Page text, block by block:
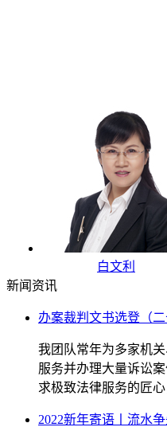
白文利
新闻资讯
办案裁判文书选登（二
我团队常年为多家机
服务并办理大量诉讼
求极致法律服务的匠
2022新年寄语丨流水